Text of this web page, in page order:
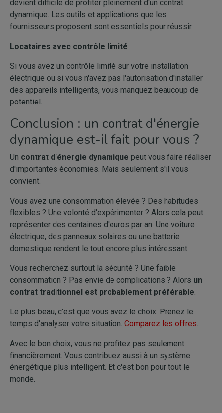
devient difficile de profiter pleinement d'un contrat
dynamique. Les outils et applications que les
fournisseurs proposent sont essentiels pour réussir.
Locataires avec contrôle limité
Si vous avez un contrôle limité sur votre installation
électrique ou si vous n'avez pas l'autorisation d'installer
des appareils intelligents, vous manquez beaucoup de
potentiel.
Conclusion : un contrat d'énergie
dynamique est-il fait pour vous ?
Un contrat d'énergie dynamique peut vous faire réaliser
d'importantes économies. Mais seulement s'il vous
convient.
Vous avez une consommation élevée ? Des habitudes
flexibles ? Une volonté d'expérimenter ? Alors cela peut
représenter des centaines d'euros par an. Une voiture
électrique, des panneaux solaires ou une batterie
domestique rendent le tout encore plus intéressant.
Vous recherchez surtout la sécurité ? Une faible
consommation ? Pas envie de complications ? Alors un
contrat traditionnel est probablement préférable.
Le plus beau, c'est que vous avez le choix. Prenez le
temps d'analyser votre situation. Comparez les offres.
Avec le bon choix, vous ne profitez pas seulement
financièrement. Vous contribuez aussi à un système
énergétique plus intelligent. Et c'est bon pour tout le
monde.